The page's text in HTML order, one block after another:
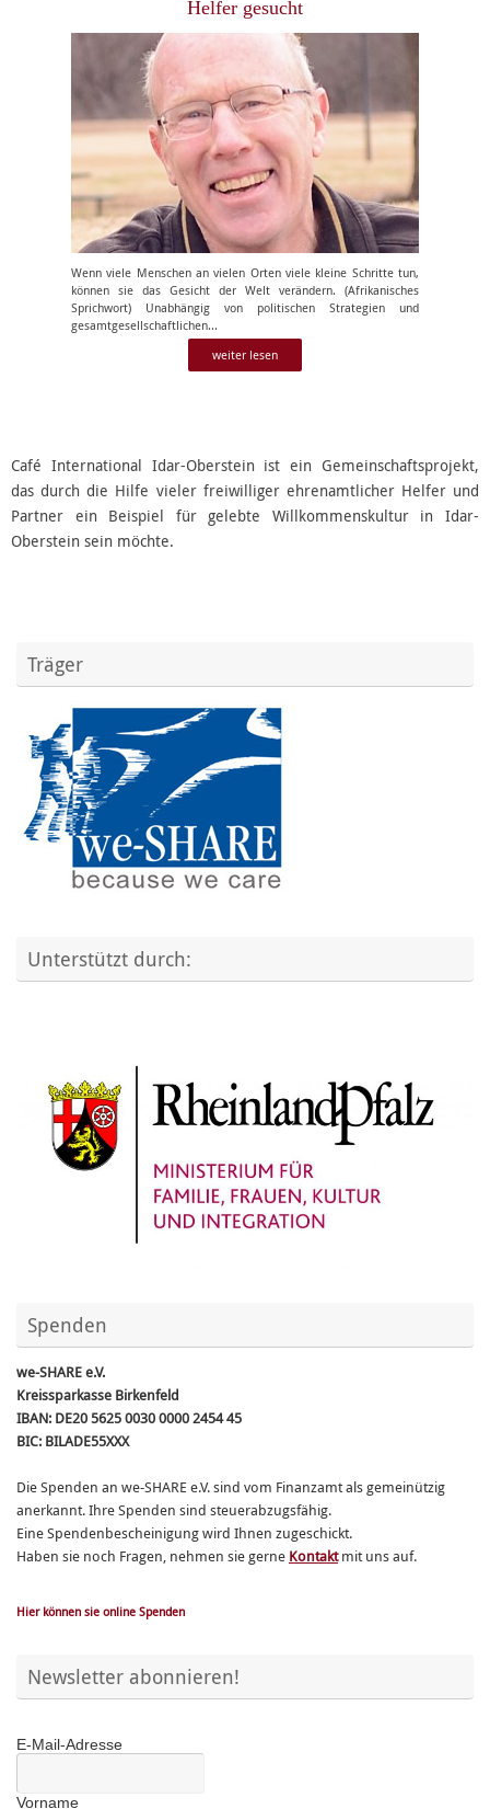
Helfer gesucht
Wenn viele Menschen an vielen Orten viele kleine Schritte tun,
können sie das Gesicht der Welt verändern. (Afrikanisches
Sprichwort) Unabhängig von politischen Strategien und
gesamtgesellschaftlichen...
Café International Idar-Oberstein ist ein Gemeinschaftsprojekt,
das durch die Hilfe vieler freiwilliger ehrenamtlicher Helfer und
Partner ein Beispiel für gelebte Willkommenskultur in Idar-
Oberstein sein möchte.
Träger
Unterstützt durch:
Spenden
we-SHARE e.V.
Kreissparkasse Birkenfeld
IBAN: DE20 5625 0030 0000 2454 45
BIC: BILADE55XXX
Die Spenden an we-SHARE e.V. sind vom Finanzamt als gemeinützig
anerkannt. Ihre Spenden sind steuerabzugsfähig.
Eine Spendenbescheinigung wird Ihnen zugeschickt.
Haben sie noch Fragen, nehmen sie gerne Kontaktmit uns auf.
Hier können sie online Spenden
Newsletter abonnieren!
E-Mail-Adresse